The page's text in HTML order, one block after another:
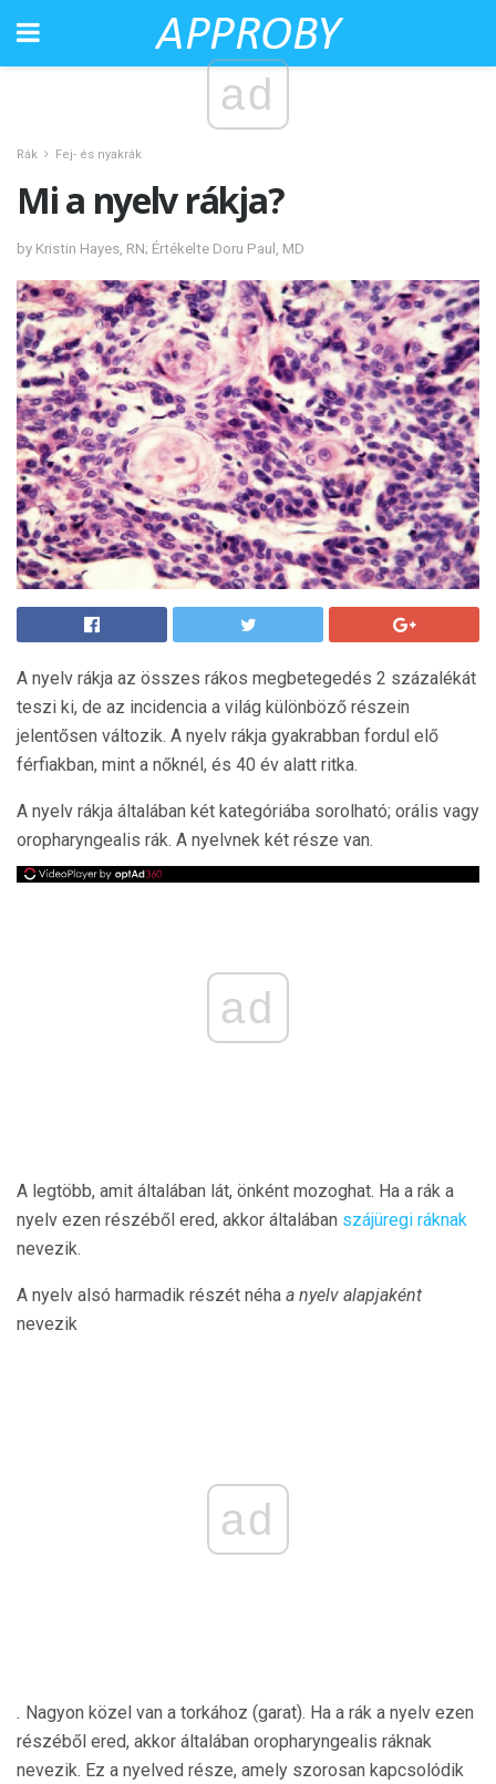
ad
Rák Fej- és nyakrák
Mi a nyelv rákja?
by Kristin Hayes, RN; Értékelte Doru Paul, MD
A nyelv rákja az összes rákos megbetegedés 2 százalékát
teszi ki, de az incidencia a világ különböző részein
jelentősen változik. A nyelv rákja gyakrabban fordul elő
férfiakban, mint a nőknél, és 40 év alatt ritka.
A nyelv rákja általában két kategóriába sorolható; orális vagy
oropharyngealis rák. A nyelvnek két része van.
ad
A legtöbb, amit általában lát, önként mozoghat. Ha a rák a
nyelv ezen részéből ered, akkor általában szájüregi ráknak
nevezik.
A nyelv alsó harmadik részét néha a nyelv alapjaként
nevezik
ad
. Nagyon közel van a torkához (garat). Ha a rák a nyelv ezen
részéből ered, akkor általában oropharyngealis ráknak
nevezik. Ez a nyelved része, amely szorosan kapcsolódik